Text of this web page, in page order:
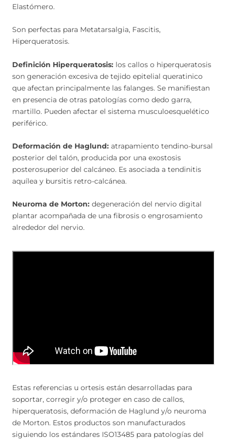
Elastómero.
Son perfectas para Metatarsalgia, Fascitis,
Hiperqueratosis.
Definición Hiperqueratosis: los callos o hiperqueratosis
son generación excesiva de tejido epitelial queratinico
que afectan principalmente las falanges. Se manifiestan
en presencia de otras patologías como dedo garra,
martillo. Pueden afectar el sistema musculoesquelético
periférico.
Deformación de Haglund: atrapamiento tendino-bursal
posterior del talón, producida por una exostosis
posterosuperior del calcáneo. Es asociada a tendinitis
aquílea y bursitis retro-calcánea.
Neuroma de Morton: degeneración del nervio digital
plantar acompañada de una fibrosis o engrosamiento
alrededor del nervio.
Estas referencias u ortesis están desarrolladas para
soportar, corregir y/o proteger en caso de callos,
hiperqueratosis, deformación de Haglund y/o neuroma
de Morton. Estos productos son manufacturados
siguiendo los estándares ISO13485 para patologías del